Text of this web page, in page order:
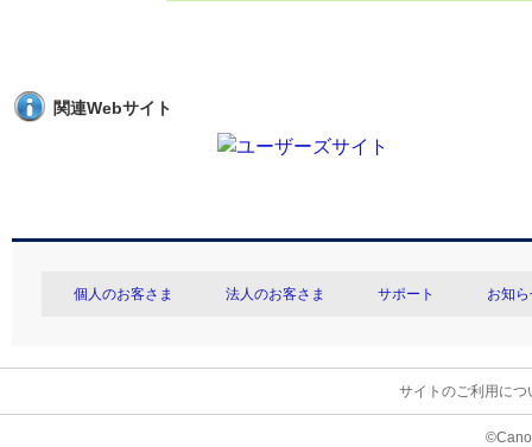
関連Webサイト
個人のお客さま 法人のお客さま サポート お知
サイトのご利用につ